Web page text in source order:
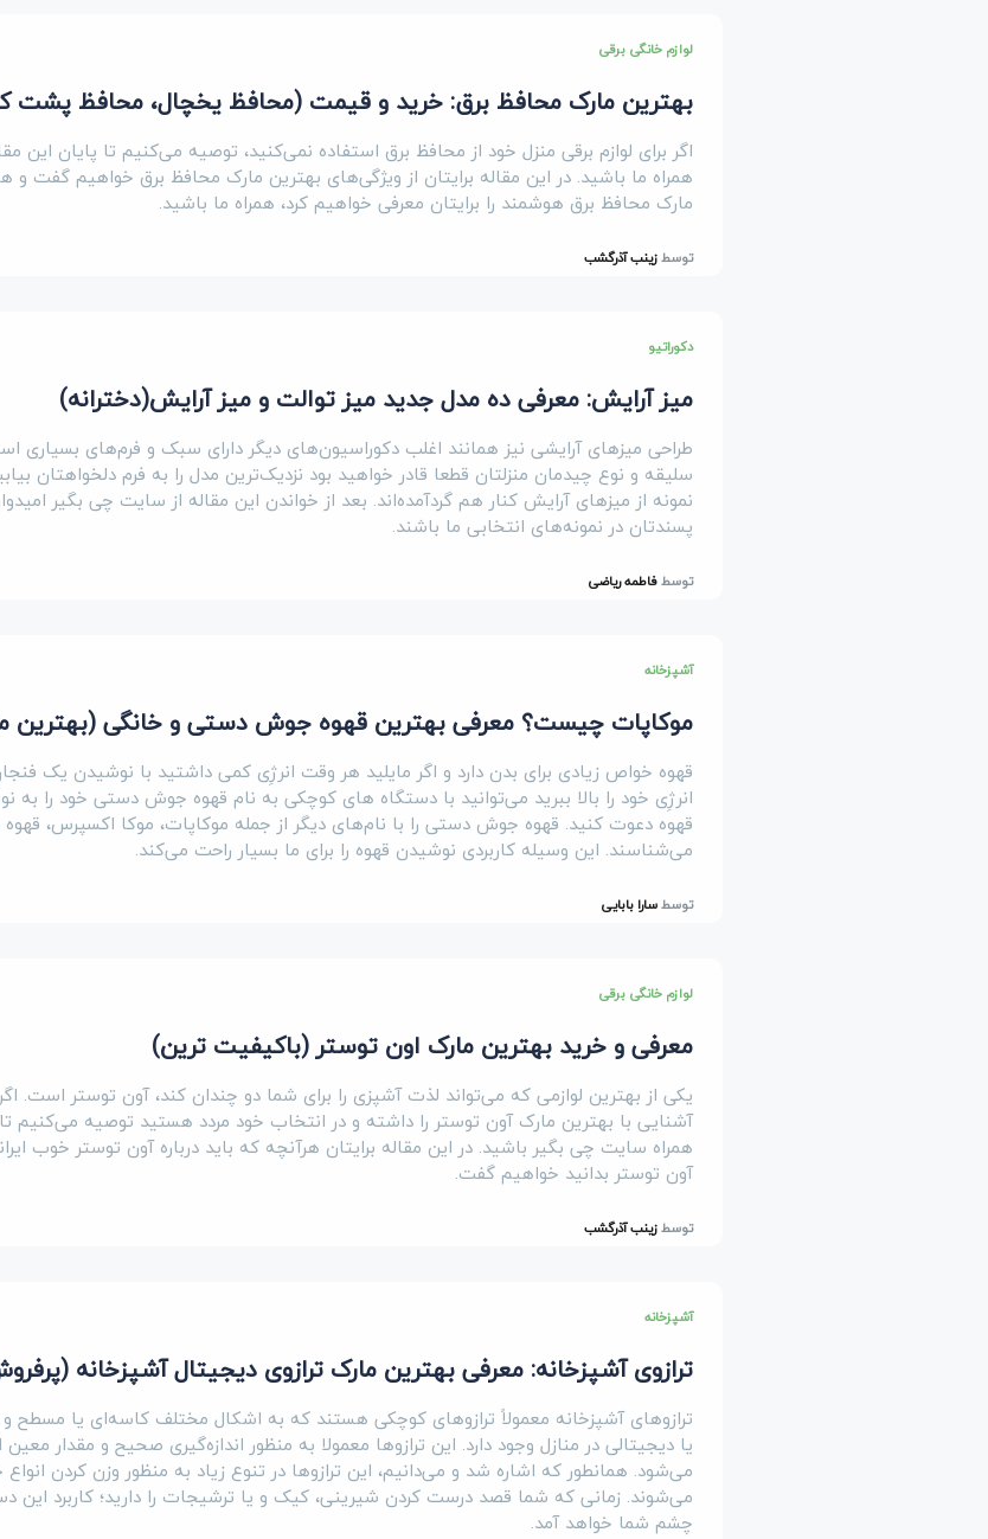
لوازم خانگی برقی
بهترین مارک محافظ برق: خرید و قیمت (محافظ یخچال، محافظ پشت
اگر برای لوازم برقی منزل خود از محافظ برق استفاده نمی‌کنید، توصیه می‌کنیم تا پایان این
همراه ما باشید. در این مقاله برایتان از ویژگی‌های بهترین مارک محافظ برق خواهیم گفت و
مارک محافظ برق هوشمند را برایتان معرفی خواهیم کرد، همراه ما باشید.
توسطزینب آذرگشب
دکوراتیو
میز آرایش: معرفی ده مدل جدید میز توالت و میز آرایش(دخترانه)
طراحی میزهای آرایشی نیز همانند اغلب دکوراسیون‌های دیگر دارای سبک و فرم‌های بسیاری
سلیقه و نوع چیدمان منزلتان قطعا قادر خواهید بود نزدیک‌ترین مدل را به فرم دلخواهتان
نمونه از میزهای آرایش کنار هم گردآمده‌اند. بعد از خواندن این مقاله از سایت چی بگیر
پسندتان در نمونه‌های انتخابی ما باشند.
توسطفاطمه ریاضی
آشپزخانه
موکاپات چیست؟ معرفی بهترین قهوه جوش دستی و خانگی (بهترین
قهوه خواص زیادی برای بدن دارد و اگر مایلید هر وقت انرژِی کمی داشتید با نوشیدن یک
انرژِی خود را بالا ببرید می‌توانید با دستگاه های کوچکی به نام قهوه جوش دستی خود را
قهوه دعوت کنید. قهوه جوش دستی را با نام‌های دیگر از جمله موکاپات، موکا اکسپرس، قهوه
می‌شناسند. این وسیله کاربردی نوشیدن قهوه را برای ما بسیار راحت می‌کند.
توسطسارا بابایی
لوازم خانگی برقی
معرفی و خرید بهترین مارک اون توستر (باکیفیت ترین)
یکی از بهترین لوازمی که می‌تواند لذت آشپزی را برای شما دو چندان کند‌، آون توستر است.
آشنایی با بهترین مارک آون توستر را داشته و در انتخاب خود مردد هستید توصیه می‌کنیم تا
همراه سایت چی بگیر باشید. در این مقاله برایتان هرآنچه که باید درباره آون توستر خوب
آون توستر بدانید خواهیم گفت.
توسطزینب آذرگشب
آشپزخانه
ترازوی آشپزخانه: معرفی بهترین مارک ترازوی دیجیتال آشپزخانه
ترازوهای آشپزخانه معمولاً ترازوهای کوچکی هستند که به اشکال مختلف کاسه‌ای یا مسطح و
یا دیجیتالی در منازل وجود دارد. این ترازوها معمولا به منظور اندازه‌گیری صحیح و مقدار معین
می‌شود. همانطور که اشاره شد و می‌دانیم، این ترازوها در تنوع زیاد به منظور وزن کردن انواع
می‌شوند. زمانی که شما قصد درست کردن شیرینی، کیک و یا ترشیجات را دارید؛ کاربرد این
چشم شما خواهد آمد.